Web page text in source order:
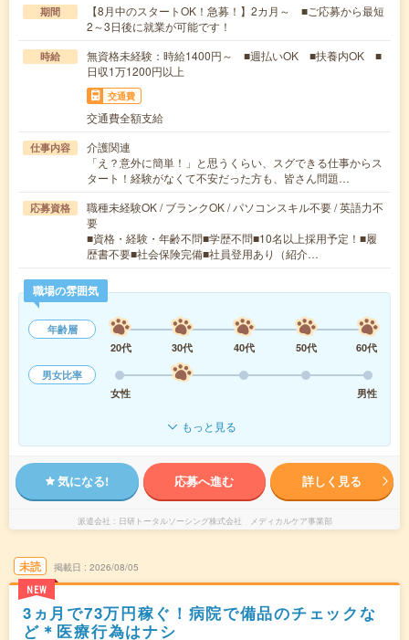
期間
【8月中のスタートOK！急募！】2カ月～ ■ご応募から最短
2～3日後に就業が可能です！
時給
無資格未経験：時給1400円～ ■週払いOK ■扶養内OK ■
日収1万1200円以上
交通費
交通費全額支給
仕事内容
介護関連
「え？意外に簡単！」と思うくらい、スグできる仕事からス
タート！経験がなくて不安だった方も、皆さん問題…
応募資格
職種未経験OK / ブランクOK / パソコンスキル不要 / 英語力不
要
■資格・経験・年齢不問■学歴不問■10名以上採用予定！■履
歴書不要■社会保険完備■社員登用あり（紹介…
職場の雰囲気
年齢層
20代
30代 40代 50代
60代
男女比率
女性
男性
もっと見る
気になる! 応募へ進む 詳しく見る
派遣会社 日研トータルソーシング株式会社 メディカルケア事業部
未読
NEW
掲載日 2026/08/05
3ヵ月で73万円稼ぐ！病院で備品のチェックな
ど＊医療行為はナシ